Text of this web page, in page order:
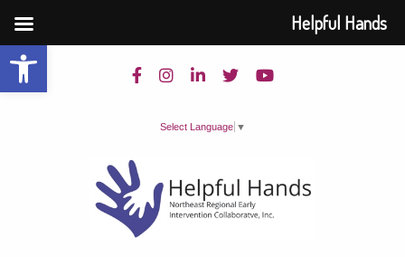
Open toolbar
Select Language ▼
Helpful Hands